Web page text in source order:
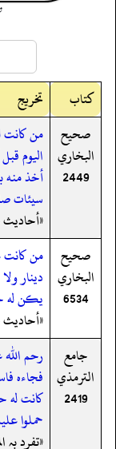
کتاب
تخریج
صحيح
البخاري
2449
من كانت
اليوم
أخذ
سيئات
صحيح
البخاري
6534
من كانت
دينار
يكن له
جامع
الترمذي
2419
رحم
فجاءه
كانت
حملوا